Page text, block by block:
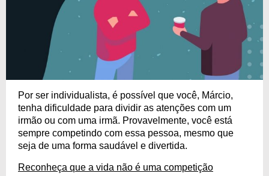
Por ser individualista, é possível que você, Márcio,
tenha dificuldade para dividir as atenções com um
irmão ou com uma irmã. Provavelmente, você está
sempre competindo com essa pessoa, mesmo que
seja de uma forma saudável e divertida.
Reconheça que a vida não é uma competição